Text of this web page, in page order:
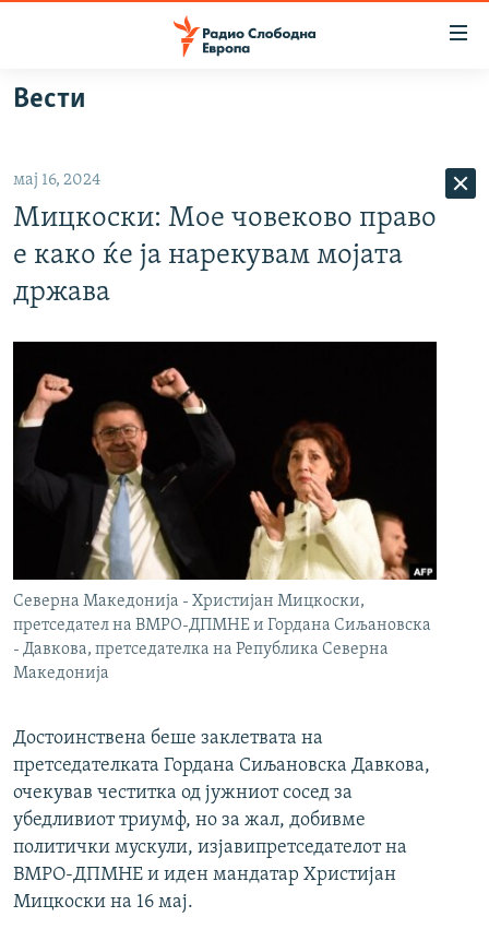
Оди
на
главната
навигација
на
ВИЗУЕЛНО
ВЕСТИ
ШТО ТРЕБА ДА ЗНАЕТЕ
ПРИЈАВИ СЕ ЗА ЊУЗЛЕТЕР
СЛЕДЕТЕ НЕ
РСЕ веб страници
Вести
мај 16, 2024
Мицкоски: Мое човеково право
е како ќе ја нарекувам мојата
држава
Северна Македонија - Христијан Мицкоски,
претседател на ВМРО-ДПМНЕ и Гордана Сиљановска
- Давкова, претседателка на Република Северна
Македонија
Достоинствена беше заклетвата на
претседателката Гордана Сиљановска Давкова,
очекував честитка од јужниот сосед за
убедливиот триумф, но за жал, добивме
политички мускули, изјавипретседателот на
ВМРО-ДПМНЕ и иден мандатар Христијан
Мицкоски на 16 мај.